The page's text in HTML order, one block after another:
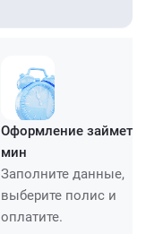
Оформление займет
мин
Заполните данные,
выберите полис и
оплатите.